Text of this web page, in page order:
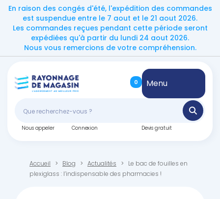
En raison des congés d'été, l'expédition des commandes
est suspendue entre le 7 aout et le 21 aout 2026.
Les commandes reçues pendant cette période seront
expédiées qu'à partir du lundi 24 aout 2026.
Nous vous remercions de votre compréhension.
0 Menu
Nous appeler Connexion Devis gratuit
Accueil Blog Actualités
Le bac de fouilles en
plexiglass : l’indispensable des pharmacies !